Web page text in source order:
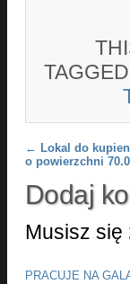
TAGGED
Post
← Lokal do
o powierzchni
Dodaj
Musisz się
PRACUJE NA